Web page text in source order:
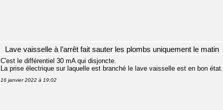
Lave vaisselle à l’arrêt fait sauter les plombs uniquement le matin
C'est le différentiel 30 mA qui disjoncte.
La prise électrique sur laquelle est branché le lave vaisselle est en bon état.
16 janvier 2022 à 19:02